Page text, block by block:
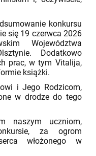
konkursu
się 19 czerwca 2026
Województwa
Dodatkowo
prac, w tym Vitalija,
książki.
i Jego Rodzicom,
w drodze do tego
naszym uczniom,
za ogrom
włożonego w